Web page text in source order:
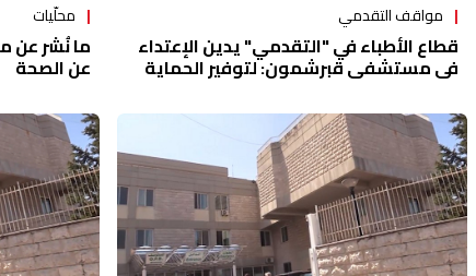
مواقف التقدمي
قطاع الأطباء في "التقدمي" يدين الإعتداء
في مستشفى قبرشمون: لتوفير الحماية
الضرورية للجسم الطبي
محلّيات
ما نُشر
عن الصحة